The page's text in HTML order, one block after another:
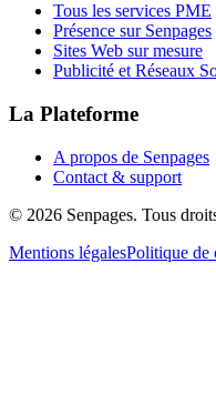
Tous les services PME
Présence sur Senpages
Sites Web sur mesure
Publicité et Réseaux
La Plateforme
A propos de Senpages
Contact & support
© 2026 Senpages. Tous
Mentions légalesPolitique de